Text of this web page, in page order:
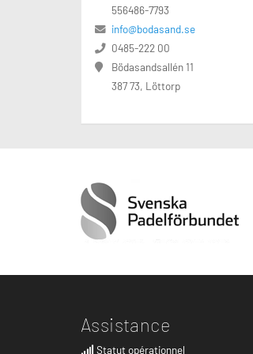
556486-7793
info@bodasand.se
0485-222 00
Bödasandsallén 11
387 73, Löttorp
Assistance
Statut opérationnel